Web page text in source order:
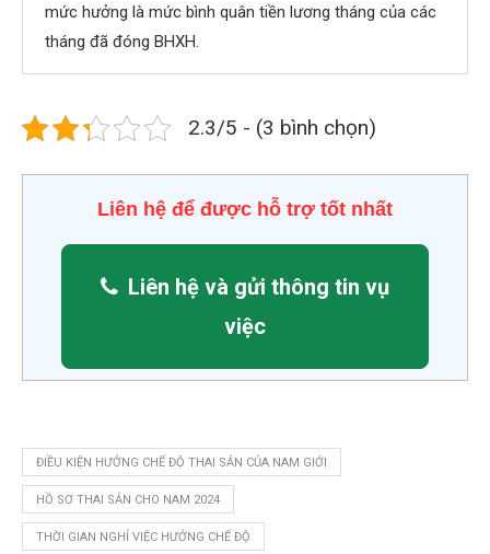
mức hưởng là mức bình quân tiền lương tháng của các
tháng đã đóng BHXH.
2.3/5 - (3 bình chọn)
Liên hệ để được hỗ trợ tốt nhất
Liên hệ và gửi thông tin vụ
việc
ĐIỀU KIỆN HƯỞNG CHẾ ĐỘ THAI SẢN CỦA NAM GIỚI
HỒ SƠ THAI SẢN CHO NAM 2024
THỜI GIAN NGHỈ VIỆC HƯỞNG CHẾ ĐỘ